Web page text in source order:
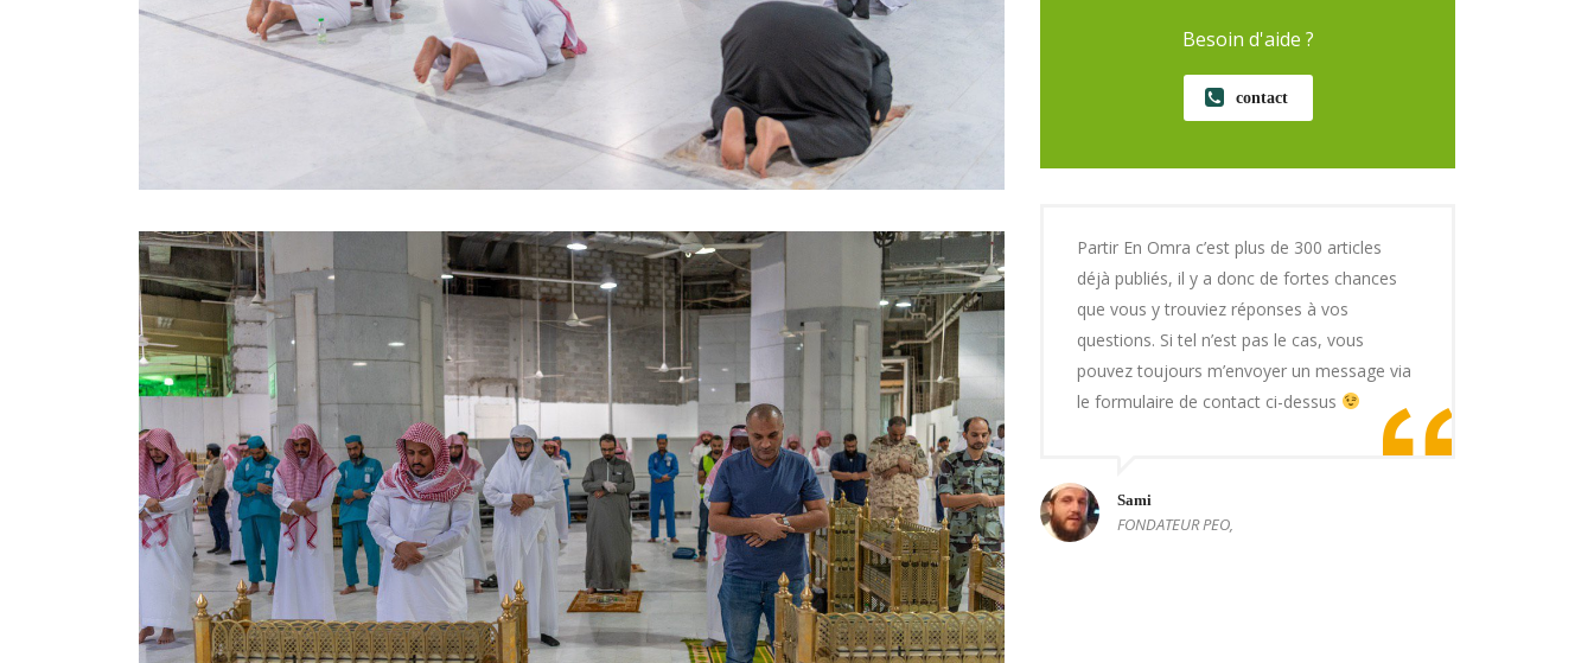
Besoin d'aide ?
contact
Partir En Omra c’est plus de 300 articles
déjà publiés, il y a donc de fortes chances
que vous y trouviez réponses à vos
questions. Si tel n’est pas le cas, vous
pouvez toujours m’envoyer un message via
le formulaire de contact ci-dessus
Sami
FONDATEUR PEO,